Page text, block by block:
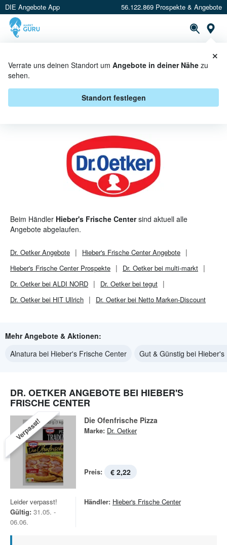
DIE Angebote App 56.122.869 Prospekte & Angebote
Verrate uns deinen Standort um Angebote in deiner Nähe zu
sehen.
Standort festlegen
×
DR. OETKER BEI HIEBER'S
FRISCHE CENTER - ANGEBOTE &
AKTIONEN
Beim Händler Hieber's Frische Centersind aktuell alle
Angebote abgelaufen.
Dr. OetkerAngebote Hieber's Frische CenterAngebote
Hieber's Frische CenterProspekte
Dr. Oetker bei multi-markt
Dr. Oetker bei ALDI NORD
Dr. Oetker bei tegut
Dr. Oetker bei HIT Ullrich
Dr. Oetker bei Netto Marken-Discount
Mehr Angebote & Aktionen:
Alnatura bei Hieber's Frische Center
Gut & Günstig bei
DR. OETKER ANGEBOTE BEI HIEBER'S
FRISCHE CENTER
Verpasst! Die Ofenfrische Pizza
Marke: Dr. Oetker
Preis: € 2,22
Leider verpasst!
Gültig: 31.05. -
06.06.
Händler: Hieber's Frische Center